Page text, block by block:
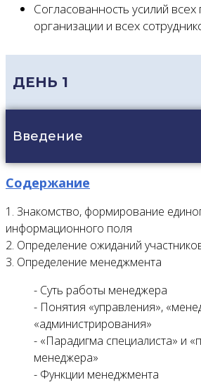
Согласованность усилий
организации и всех
ДЕНЬ 1
Введение
Содержание
1. Знакомство, формирование
информационного поля
2. Определение ожиданий
3. Определение менеджмента
- Суть работы менеджера
- Понятия «управления»,
«администрирования»
- «Парадигма специалиста» и
менеджера»
- Функции менеджмента